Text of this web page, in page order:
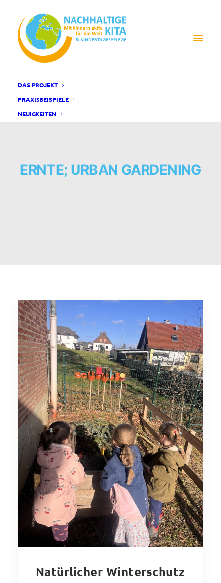
DAS PROJEKT
PRAXISBEISPIELE
NEUIGKEITEN
ERNTE; URBAN GARDENING
Natürlicher Winterschutz